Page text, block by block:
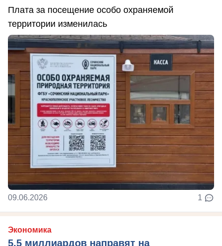
Плата за посещение особо охраняемой
территории изменилась
09.06.2026 1
Экономика
5,5 миллиардов направят на